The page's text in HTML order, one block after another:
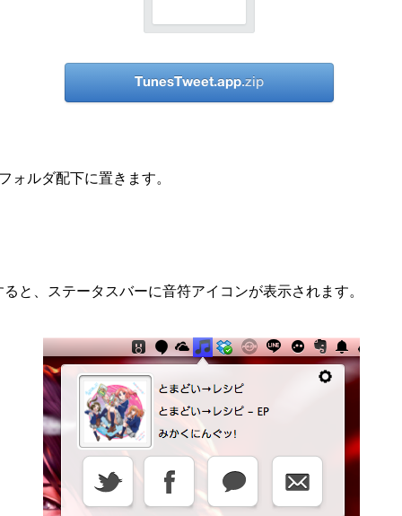
ォルダ配下に置きます。
と、ステータスバーに音符アイコンが表示されます。